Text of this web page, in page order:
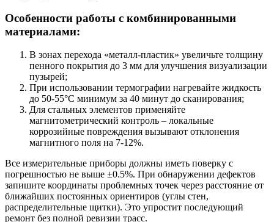
Особенности работы с комбинированными
материалами:
В зонах перехода «металл-пластик» увеличьте толщину
пенного покрытия до 3 мм для улучшения визуализации
пузырей;
При использовании термографии нагревайте жидкость
до 50-55°C минимум за 40 минут до сканирования;
Для стальных элементов применяйте
магнитометрический контроль – локальные
коррозийные повреждения вызывают отклонения
магнитного поля на 7-12%.
Все измерительные приборы должны иметь поверку с
погрешностью не выше ±0.5%. При обнаружении дефектов
запишите координаты проблемных точек через расстояние от
ближайших постоянных ориентиров (углы стен,
распределительные щитки). Это упростит последующий
ремонт без полной ревизии трасс.